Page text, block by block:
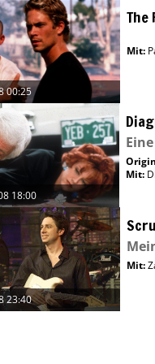
00:25
The
Mit:
18:00
Mit:
23:40
Mit: